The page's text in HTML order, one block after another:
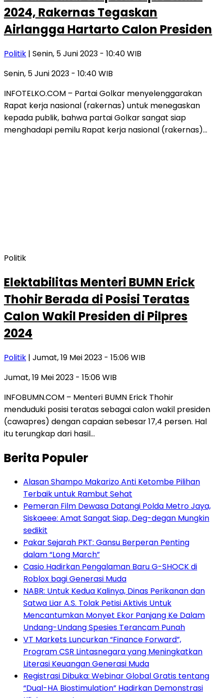
2024, Rakernas Tegaskan
Airlangga Hartarto Calon Presiden
Politik | Senin, 5 Juni 2023 - 10:40 WIB
Senin, 5 Juni 2023 - 10:40 WIB
INFOTELKO.COM – Partai Golkar menyelenggarakan
Rapat kerja nasional (rakernas) untuk menegaskan
kepada publik, bahwa partai Golkar sangat siap
menghadapi pemilu Rapat kerja nasional (rakernas)…
Politik
Elektabilitas Menteri BUMN Erick
Thohir Berada di Posisi Teratas
Calon Wakil Presiden di Pilpres
2024
Politik | Jumat, 19 Mei 2023 - 15:06 WIB
Jumat, 19 Mei 2023 - 15:06 WIB
INFOBUMN.COM – Menteri BUMN Erick Thohir
menduduki posisi teratas sebagai calon wakil presiden
(cawapres) dengan capaian sebesar 17,4 persen. Hal
itu terungkap dari hasil…
Berita Populer
Alasan Shampo Makarizo Anti Ketombe Pilihan
Terbaik untuk Rambut Sehat
Pemeran Film Dewasa Datangi Polda Metro Jaya,
Siskaeee: Amat Sangat Siap, Deg-degan Mungkin
sedikit
Pakar Sejarah PKT: Gansu Berperan Penting
dalam “Long March”
Casio Hadirkan Pengalaman Baru G-SHOCK di
Roblox bagi Generasi Muda
NABR: Untuk Kedua Kalinya, Dinas Perikanan dan
Satwa Liar A.S. Tolak Petisi Aktivis Untuk
Mencantumkan Monyet Ekor Panjang Ke Dalam
Undang-Undang Spesies Terancam Punah
VT Markets Luncurkan “Finance Forward”,
Program CSR Lintasnegara yang Meningkatkan
Literasi Keuangan Generasi Muda
Registrasi Dibuka: Webinar Global Gratis tentang
“Dual-HA Biostimulation” Hadirkan Demonstrasi